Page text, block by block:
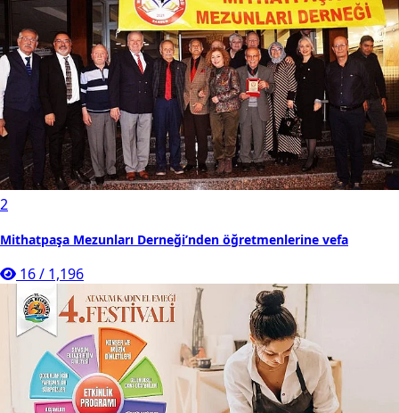
2
Mithatpaşa Mezunları Derneği’nden öğretmenlerine vefa
16/ 1,196